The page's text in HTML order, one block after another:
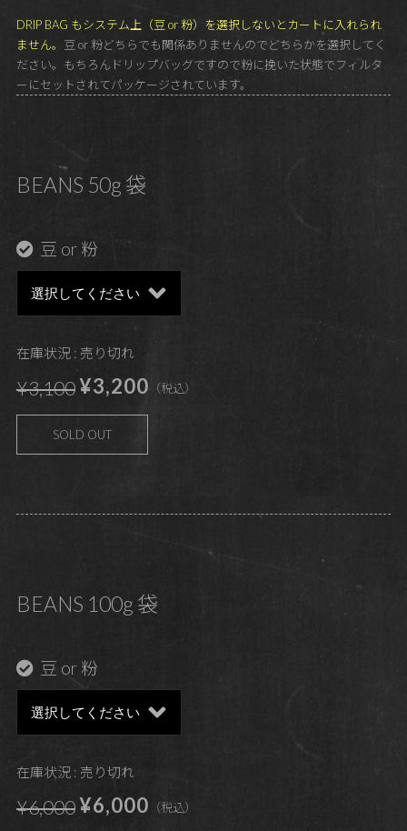
DRIP BAG もシステム上（豆 or 粉）を選択しないとカートに入れられ
ません。 豆 or 粉どちらでも関係ありませんのでどちらかを選択してく
ださい。もちろんドリップバッグですので粉に挽いた状態でフィルタ
ーにセットされてパッケージされています。
BEANS 50g 袋
豆 or 粉
在庫状況 : 売り切れ
¥3,100¥3,200 （税込）
SOLD OUT
BEANS 100g 袋
豆 or 粉
在庫状況 : 売り切れ
¥6,000¥6,000 （税込）